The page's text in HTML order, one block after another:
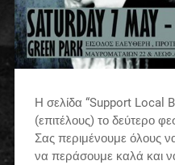
Η σελίδα “Support Local
(επιτέλους) το δεύτερο
Σας περιμένουμε όλους
να περάσουμε καλά και